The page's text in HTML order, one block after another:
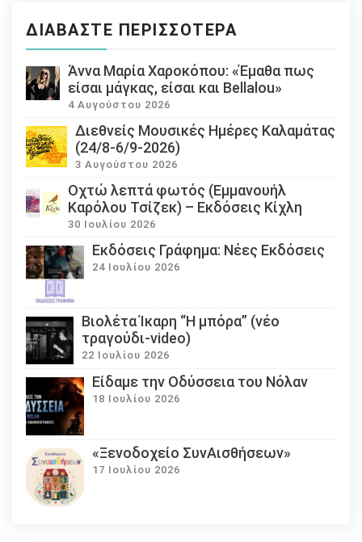
ΔΙΑΒΆΣΤΕ ΠΕΡΙΣΣΌΤΕΡΑ
Άννα Μαρία Χαροκόπου: «Έμαθα πως
είσαι μάγκας, είσαι και Bellalou»
4 Αυγούστου 2026
Διεθνείς Μουσικές Ημέρες Καλαμάτας
(24/8-6/9-2026)
3 Αυγούστου 2026
Οχτώ λεπτά φωτός (Εμμανουήλ
Καρόλου Τσίζεκ) – Εκδόσεις Κίχλη
30 Ιουλίου 2026
Εκδόσεις Γράφημα: Νέες Εκδόσεις
24 Ιουλίου 2026
Βιολέτα Ίκαρη “Η μπόρα” (νέο
τραγούδι-video)
22 Ιουλίου 2026
Eίδαμε την Οδύσσεια του Νόλαν
18 Ιουλίου 2026
«Ξενοδοχείο ΣυνΑισθήσεων»
17 Ιουλίου 2026